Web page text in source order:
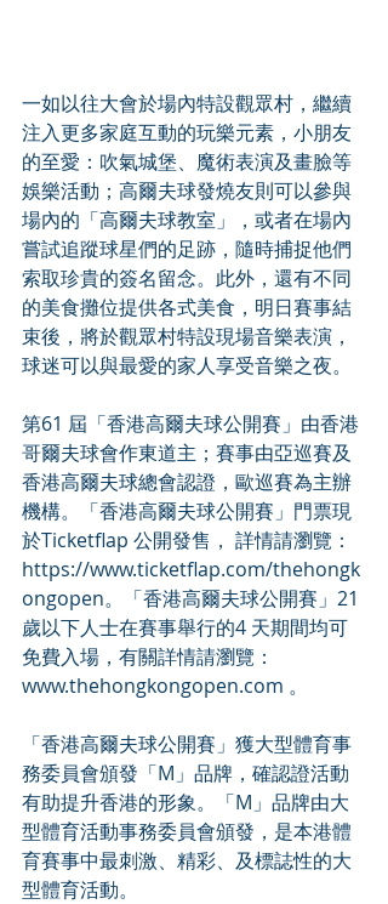
一如以往大會於場內特設觀眾村，繼續
注入更多家庭互動的玩樂元素，小朋友
的至愛：吹氣城堡、魔術表演及畫臉等
娛樂活動；高爾夫球發燒友則可以參與
場內的「高爾夫球教室」，或者在場內
嘗試追蹤球星們的足跡，隨時捕捉他們
索取珍貴的簽名留念。此外，還有不同
的美食攤位提供各式美食，明日賽事結
束後，將於觀眾村特設現場音樂表演，
球迷可以與最愛的家人享受音樂之夜。
第61 屆「香港高爾夫球公開賽」由香港
哥爾夫球會作東道主；賽事由亞巡賽及
香港高爾夫球總會認證，歐巡賽為主辦
機構。「香港高爾夫球公開賽」門票現
於Ticketflap 公開發售， 詳情請瀏覽：
https://www.ticketflap.com/thehongk
ongopen。「香港高爾夫球公開賽」21
歲以下人士在賽事舉行的4 天期間均可
免費入場，有關詳情請瀏覽：
www.thehongkongopen.com 。
「香港高爾夫球公開賽」獲大型體育事
務委員會頒發「M」品牌，確認證活動
有助提升香港的形象。「M」品牌由大
型體育活動事務委員會頒發，是本港體
育賽事中最刺激、精彩、及標誌性的大
型體育活動。